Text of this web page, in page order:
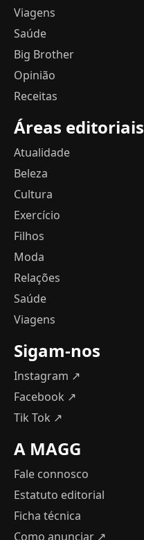
Viagens
Saúde
Big Brother
Opinião
Receitas
Áreas editoriais
Atualidade
Beleza
Cultura
Exercício
Filhos
Moda
Relações
Saúde
Viagens
Sigam-nos
Instagram ↗
Facebook ↗
Tik Tok ↗
A MAGG
Fale connosco
Estatuto editorial
Ficha técnica
Como anunciar ↗